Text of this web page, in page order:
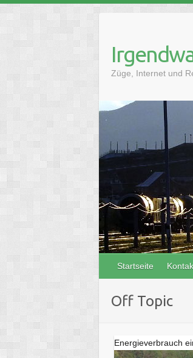
content
Züge, Internet und
Startseite
Off Topic
Energieverbrauch